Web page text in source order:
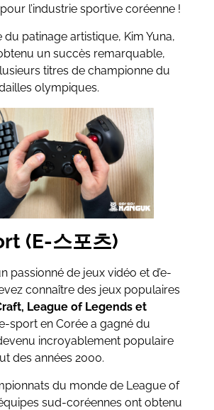
l’industrie sportive coréenne !
du patinage artistique, Kim Yuna,
un succès remarquable,
titres de championne du
olympiques.
(E-스포츠)
passionné de jeux vidéo et d’e-
connaître des jeux populaires
League of Legends et
sport en Corée a gagné du
incroyablement populaire
des années 2000.
du monde de League of
sud-coréennes ont obtenu